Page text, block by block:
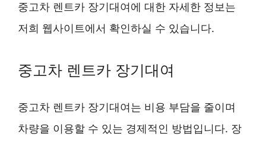
중고차 렌트카 장기대여에 대한 자세한 정보는
저희 웹사이트에서 확인하실 수 있습니다.
중고차 렌트카 장기대여
중고차 렌트카 장기대여는 비용 부담을 줄이며
차량을 이용할 수 있는 경제적인 방법입니다. 장